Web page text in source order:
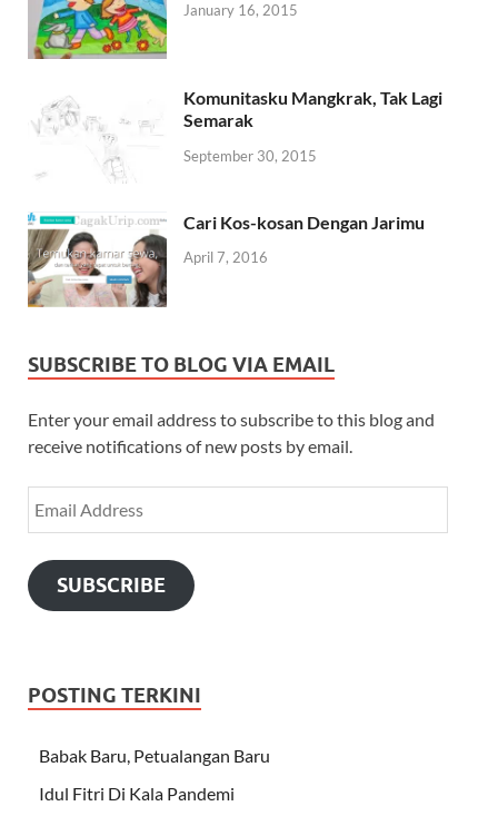
January 16, 2015
Komunitasku Mangkrak, Tak Lagi
Semarak
September 30, 2015
Cari Kos-kosan Dengan Jarimu
April 7, 2016
SUBSCRIBE TO BLOG VIA EMAIL
Enter your email address to subscribe to this blog and
receive notifications of new posts by email.
SUBSCRIBE
POSTING TERKINI
Babak Baru, Petualangan Baru
Idul Fitri Di Kala Pandemi